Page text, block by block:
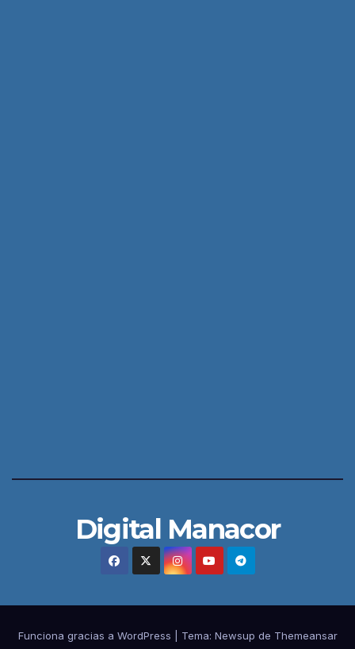
Digital Manacor
Funciona gracias a WordPress Tema: Newsup de Themeansar